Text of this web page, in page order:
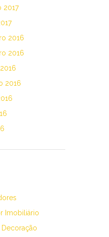
2017
2016
2016
2016
Imobiliário
Decoração